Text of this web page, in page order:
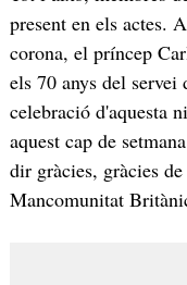
present en els actes.
corona, el príncep
els 70 anys del servei
celebració d'aquesta
aquest cap de
dir gràcies, gràcies
Mancomunitat